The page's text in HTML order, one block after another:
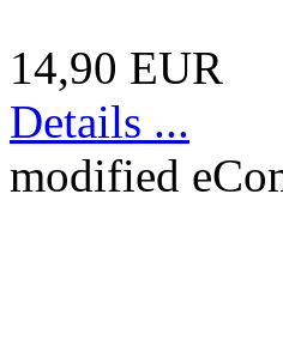
14,90 EUR
Details ...
modified